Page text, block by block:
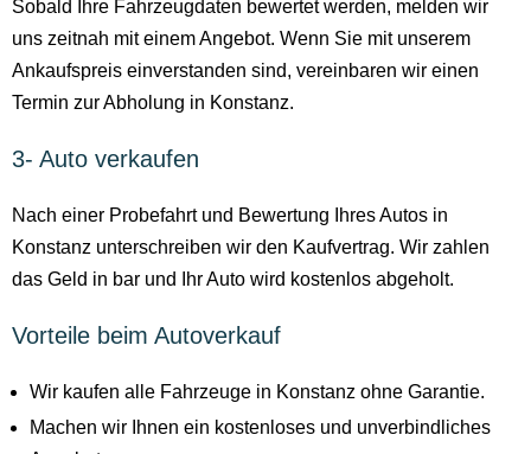
Sobald Ihre Fahrzeugdaten bewertet werden, melden wir
uns zeitnah mit einem Angebot. Wenn Sie mit unserem
Ankaufspreis einverstanden sind, vereinbaren wir einen
Termin zur Abholung in Konstanz.
3- Auto verkaufen
Nach einer Probefahrt und Bewertung Ihres Autos in
Konstanz unterschreiben wir den Kaufvertrag. Wir zahlen
das Geld in bar und Ihr Auto wird kostenlos abgeholt.
Vorteile beim Autoverkauf
Wir kaufen alle Fahrzeuge in Konstanz ohne Garantie.
Machen wir Ihnen ein kostenloses und unverbindliches